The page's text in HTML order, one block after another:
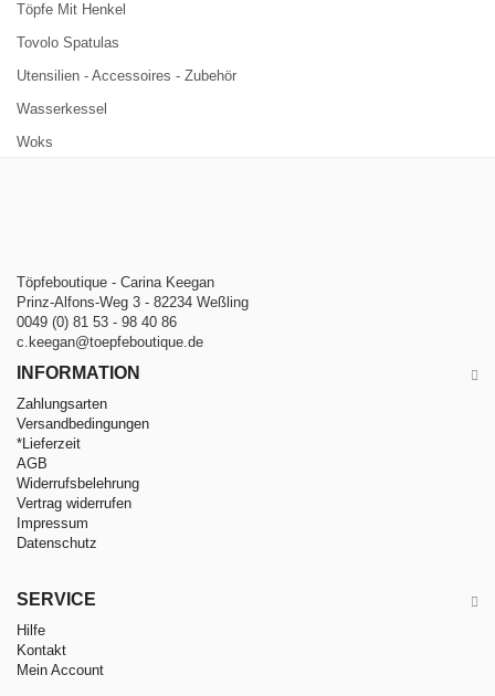
Töpfe Mit Henkel
Tovolo Spatulas
Utensilien - Accessoires - Zubehör
Wasserkessel
Woks
Töpfeboutique - Carina Keegan
Prinz-Alfons-Weg 3 - 82234 Weßling
0049 (0) 81 53 - 98 40 86
c.keegan@toepfeboutique.de
INFORMATION
Zahlungsarten
Versandbedingungen
*Lieferzeit
AGB
Widerrufsbelehrung
Vertrag widerrufen
Impressum
Datenschutz
SERVICE
Hilfe
Kontakt
Mein Account